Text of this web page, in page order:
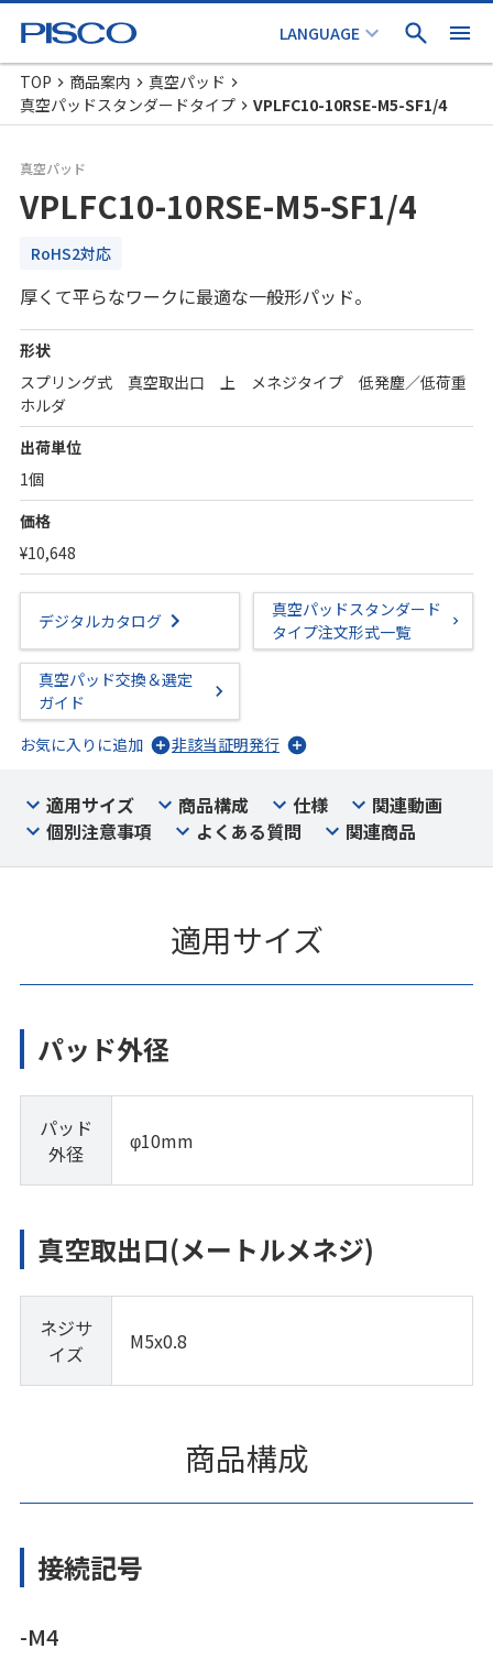
TOP 商品案内
真空パッド
真空パッドスタンダードタイプ
VPLFC10-10RSE-M5-SF1/4
真空パッド
VPLFC10-10RSE-M5-SF1/4
RoHS2対応
厚くて平らなワークに最適な一般形パッド。
形状
スプリング式 真空取出口 上 メネジタイプ 低発塵／低荷重
ホルダ
出荷単位
1個
価格
¥10,648
デジタルカタログ
真空パッドスタンダード
タイプ注文形式一覧
真空パッド交換＆選定
ガイド
お気に入りに追加
非該当証明発行
適用サイズ 商品構成 仕様
関連動画
個別注意事項
よくある質問 関連商品
適用サイズ
パッド外径
パッド
外径
φ10mm
真空取出口(メートルメネジ)
ネジサ
イズ
M5x0.8
商品構成
接続記号
-M4